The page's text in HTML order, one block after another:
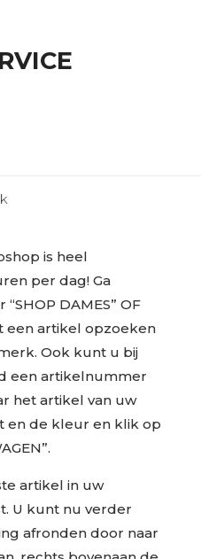
is heel
per dag! Ga
DAMES” OF
een artikel opzoeken
Ook kunt u bij
een artikelnummer
het artikel van uw
en de kleur en klik op
artikel in uw
U kunt nu verder
afronden door naar